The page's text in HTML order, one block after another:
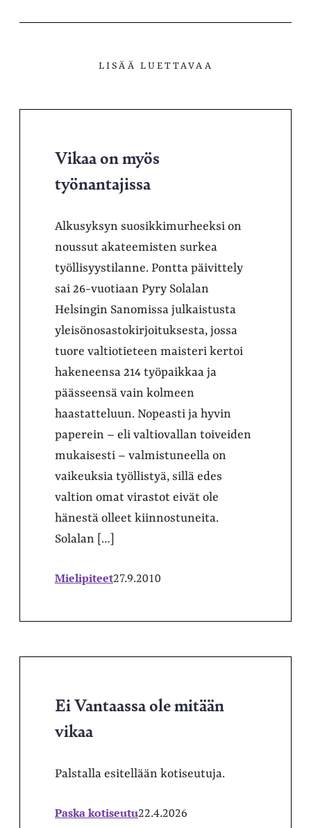
LISÄÄ LUETTAVAA
Vikaa on myös
työnantajissa
Alkusyksyn suosikkimurheeksi on
noussut akateemisten surkea
työllisyystilanne. Pontta päivittely
sai 26-vuotiaan Pyry Solalan
Helsingin Sanomissa julkaistusta
yleisönosastokirjoituksesta, jossa
tuore valtiotieteen maisteri kertoi
hakeneensa 214 työpaikkaa ja
päässeensä vain kolmeen
haastatteluun. Nopeasti ja hyvin
paperein – eli valtiovallan toiveiden
mukaisesti – valmistuneella on
vaikeuksia työllistyä, sillä edes
valtion omat virastot eivät ole
hänestä olleet kiinnostuneita.
Solalan […]
Mielipiteet27.9.2010
Ei Vantaassa ole mitään
vikaa
Palstalla esitellään kotiseutuja.
Paska kotiseutu22.4.2026